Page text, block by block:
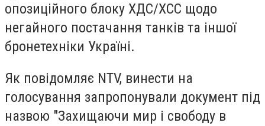
опозиційного блоку ХДС/ХСС щодо
негайного постачання танків та іншої
бронетехніки Україні.
Як повідомляє NTV, винести на
голосування запропонували документ під
назвою "Захищаючи мир і свободу в